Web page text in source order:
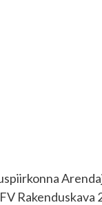
Rakenduskava